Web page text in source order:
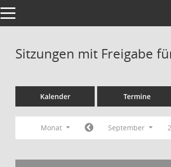
Toggle navigation
Sitzungen mit Freigabe
Kalender Termine
Monat September